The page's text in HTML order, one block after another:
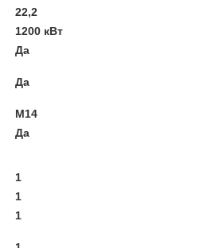
22,2
1200 кВт
Да
Да
M14
Да
1
1
1